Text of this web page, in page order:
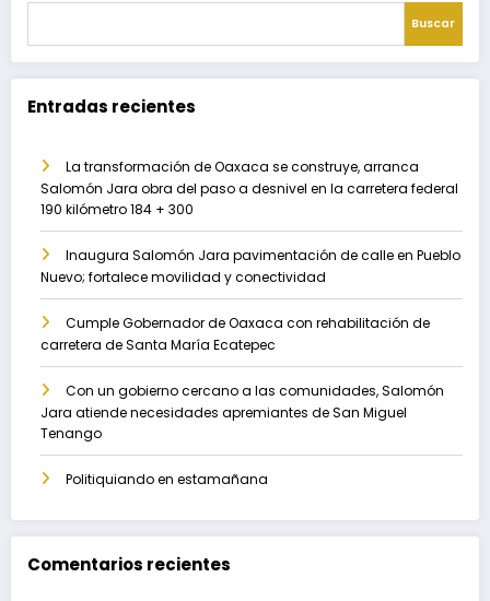
Buscar
Entradas recientes
La transformación de Oaxaca se construye, arranca
Salomón Jara obra del paso a desnivel en la carretera federal
190 kilómetro 184 + 300
Inaugura Salomón Jara pavimentación de calle en Pueblo
Nuevo; fortalece movilidad y conectividad
Cumple Gobernador de Oaxaca con rehabilitación de
carretera de Santa María Ecatepec
Con un gobierno cercano a las comunidades, Salomón
Jara atiende necesidades apremiantes de San Miguel
Tenango
Politiquiando en estamañana
Comentarios recientes